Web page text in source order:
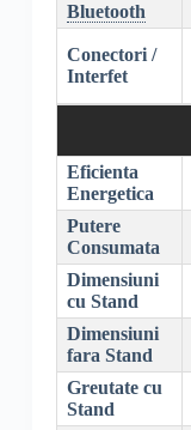
Bluetooth
Conectori /
Interfet
Eficienta
Energetica
Putere
Consumata
Dimensiuni
cu Stand
Dimensiuni
fara Stand
Greutate cu
Stand